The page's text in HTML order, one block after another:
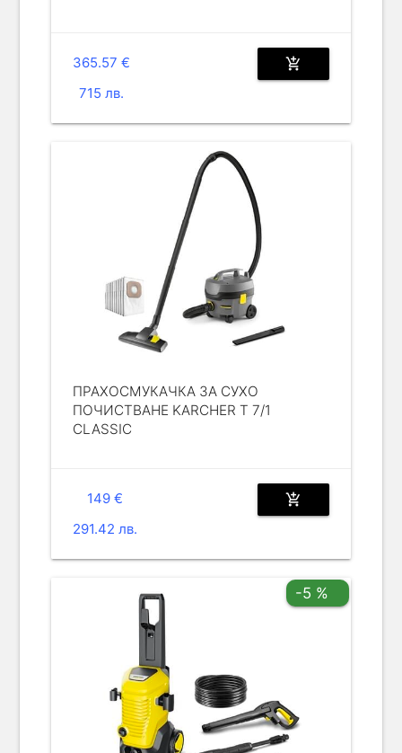
365.57 €
715 лв.
add_shopping_cart
ПРАХОСМУКАЧКА ЗА СУХО
ПОЧИСТВАНЕ KARCHER T 7/1
CLASSIC
149 €
291.42 лв.
add_shopping_cart
-5 %